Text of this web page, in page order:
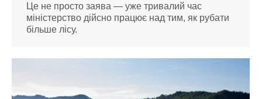
Це не просто заява — уже тривалий час
міністерство дійсно працює над тим, як рубати
більше лісу.